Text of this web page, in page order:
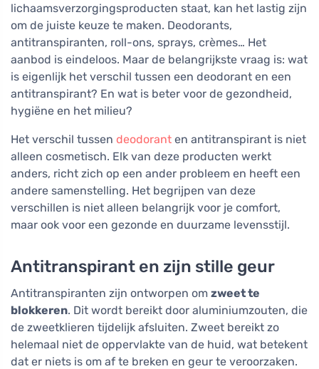
lichaamsverzorgingsproducten staat, kan het lastig zijn
om de juiste keuze te maken. Deodorants,
antitranspiranten, roll-ons, sprays, crèmes… Het
aanbod is eindeloos. Maar de belangrijkste vraag is: wat
is eigenlijk het verschil tussen een deodorant en een
antitranspirant? En wat is beter voor de gezondheid,
hygiëne en het milieu?
Het verschil tussen deodorant en antitranspirant is niet
alleen cosmetisch. Elk van deze producten werkt
anders, richt zich op een ander probleem en heeft een
andere samenstelling. Het begrijpen van deze
verschillen is niet alleen belangrijk voor je comfort,
maar ook voor een gezonde en duurzame levensstijl.
Antitranspirant en zijn stille geur
Antitranspiranten zijn ontworpen om zweet te
blokkeren. Dit wordt bereikt door aluminiumzouten, die
de zweetklieren tijdelijk afsluiten. Zweet bereikt zo
helemaal niet de oppervlakte van de huid, wat betekent
dat er niets is om af te breken en geur te veroorzaken.